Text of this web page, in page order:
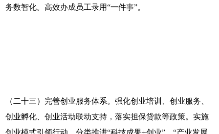
务数智化。高效办成员工录用“一件事”。
（二十三）完善创业服务体系。强化创业培训、创业服务、
创业孵化、创业活动联动支持，落实担保贷款等政策。实施